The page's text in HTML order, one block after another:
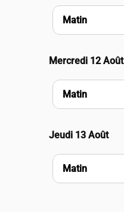
Matin
Mercredi 12 Août
Matin
Jeudi 13 Août
Matin